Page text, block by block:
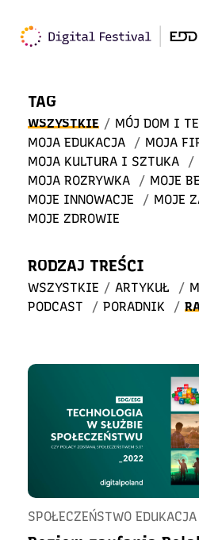
w STREFIE
TAG
WSZYSTKIE / MÓJ DOM I
MOJA EDUKACJA
/ MOJA
MOJA KULTURA I SZTUKA
/
MOJA ROZRYWKA
/ MOJE
MOJE INNOWACJE
/ MOJE
MOJE ZDROWIE
RODZAJ TREŚCI
WSZYSTKIE / ARTYKUŁ /
PODCAST
/ PORADNIK /
SPOŁECZEŃSTWO EDUKACJA